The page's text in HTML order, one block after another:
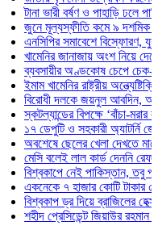
টানা ভারী বর্ষণ ও পাহাড়ি ঢলে পানিবন্দি
জুনে মূল্যস্ফীতি কমে ৯ দশমিক ১৬
এনসিপির সমাবেশে বিস্ফোরণ, যুবলীগের
খামেনির জানাজায় অংশ নিয়ে দেশে
ব্যবসায়ীর অণ্ডকোষ চেপে চেক-
ইমাম খামেনির রাষ্ট্রীয় অন্ত্যেষ্টিক্রিয়ায়
বিরোধী দলকে জয়নুল আবদিন, আপনারা
স্কটল্যান্ডের বিপক্ষে ‘বাঁচা-মরার
১৭ ডেপুটি ও সহকারী অ্যাটর্নি
অবশেষে ছেলের খেলা দেখতে মাঠে
মেসি বলেই লাল কার্ড দেননি রেফারি!
বিশ্বকাপে নেই পাকিস্তান, তবু প্রতিটি
একনেকে ৭ হাজার কোটি টাকার ৫
বিশ্বকাপ ড্র দিয়ে ব্রাজিলের হেক্সা
শহীদ প্রেসিডেন্ট জিয়াউর রহমান